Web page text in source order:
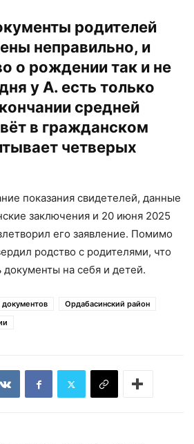
родителей
неправильно, и
о рождении так и не
у А. есть только
средней
в гражданском
четверых
показания свидетелей, данные
заключения и 20 июня 2025
его заявление. Помимо
родство с родителями, что
на себя и детей.
документов
Ордабасинский район